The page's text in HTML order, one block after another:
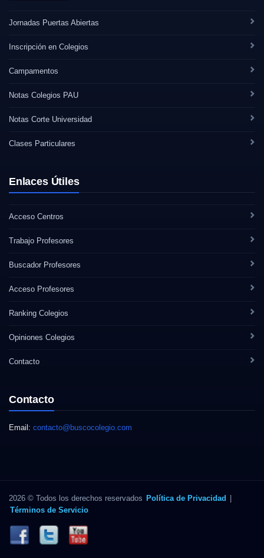
Jornadas Puertas Abiertas
Inscripción en Colegios
Campamentos
Notas Colegios PAU
Notas Corte Universidad
Clases Particulares
Enlaces Útiles
Acceso Centros
Trabajo Profesores
Buscador Profesores
Acceso Profesores
Ranking Colegios
Opiniones Colegios
Contacto
Contacto
Email: contacto@buscocolegio.com
2026 © Todos los derechos reservados Política de Privacidad
Términos de Servicio